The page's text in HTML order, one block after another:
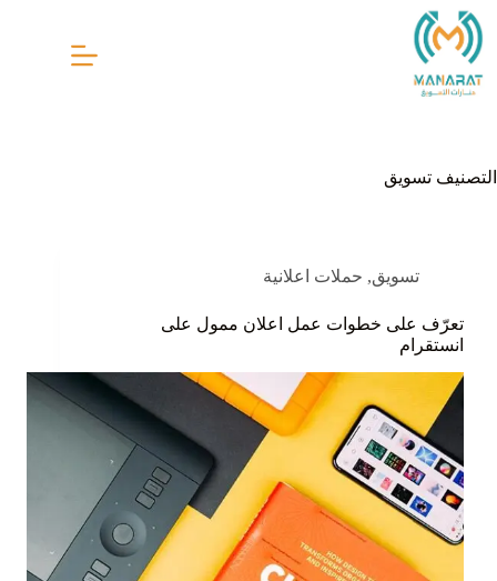
التجاوز
إلى
المحتوى
التصنيف تسويق
تسويق, حملات اعلانية
تعرّف على خطوات عمل اعلان ممول على
انستقرام